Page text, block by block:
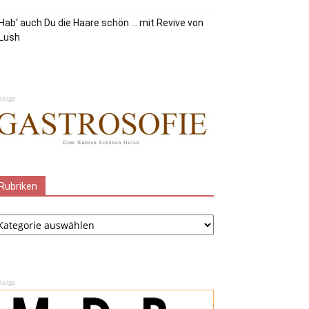
Hab‘ auch Du die Haare schön … mit Revive von
Lush
Rubriken